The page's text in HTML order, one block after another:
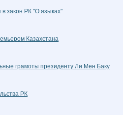
закон РК "О языках"
Казахстана
грамоты президенту Ли Мен Баку
РК